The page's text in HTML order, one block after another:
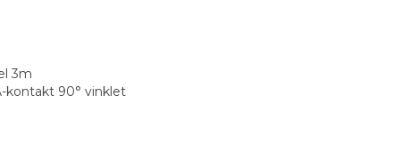
3m
kontakt 90° vinklet